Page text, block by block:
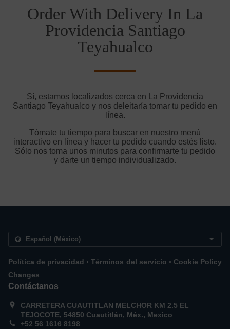
Order With Delivery In La
Providencia Santiago
Teyahualco
Sí, estamos localizados cerca en La Providencia
Santiago Teyahualco y nos deleitaría tomar tu pedido en
línea.
Tómate tu tiempo para buscar en nuestro menú
interactivo en línea y hacer tu pedido cuando estés listo.
Sólo nos toma unos minutos para confirmarte tu pedido
y darte un tiempo individualizado.
Política de privacidad . Términos del servicio . Cookie Policy
Changes
Contáctanos
CARRETERA CUAUTITLAN MELCHOR KM 2.5 EL
TEJOCOTE, 54850 Cuautitlán, Méx., Mexico
+52 56 1616 8198